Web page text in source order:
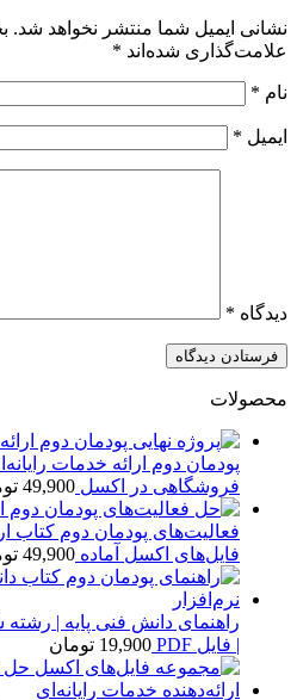
نشانی ایمیل شما منتشر نخواهد شد.
علامت‌گذاری شده‌اند *
نام *
ایمیل *
دیدگاه *
محصولات
پودمان دوم ارائه خدمات
فروشگاهی در اکسل 49,900
فعالیت‌های پودمان دوم کتاب
فایل‌های اکسل آماده 49,900
راهنمای دانش فنی پایه | رشته
| فایل PDF
19,900 تومان